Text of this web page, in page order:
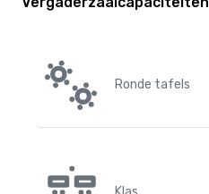
Ronde tafels